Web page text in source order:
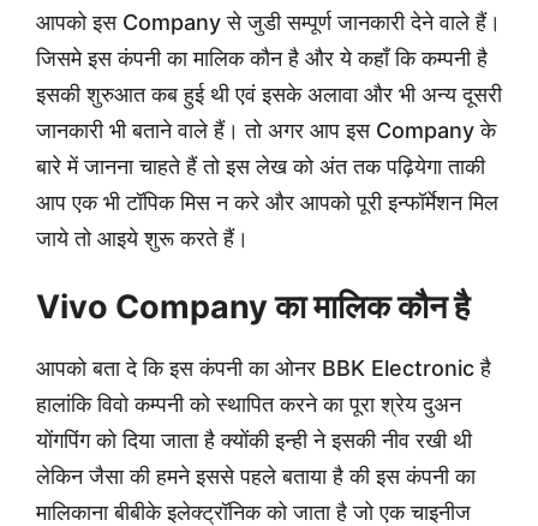
आपको इस Company से जुडी सम्पूर्ण जानकारी देने वाले हैं।
जिसमे इस कंपनी का मालिक कौन है और ये कहाँ कि कम्पनी है
इसकी शुरुआत कब हुई थी एवं इसके अलावा और भी अन्य दूसरी
जानकारी भी बताने वाले हैं। तो अगर आप इस Company के
बारे में जानना चाहते हैं तो इस लेख को अंत तक पढ़ियेगा ताकी
आप एक भी टॉपिक मिस न करे और आपको पूरी इन्फॉर्मेशन मिल
जाये तो आइये शुरू करते हैं।
Vivo Company का मालिक कौन है
आपको बता दे कि इस कंपनी का ओनर BBK Electronic है
हालांकि विवो कम्पनी को स्थापित करने का पूरा श्रेय दुअन
योंगपिंग को दिया जाता है क्योंकी इन्ही ने इसकी नीव रखी थी
लेकिन जैसा की हमने इससे पहले बताया है की इस कंपनी का
मालिकाना बीबीके इलेक्ट्रॉनिक को जाता है जो एक चाइनीज